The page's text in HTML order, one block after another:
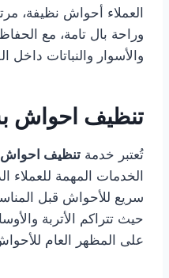
العملاء أحواش نظيفة،
وراحة بال تامة، مع
والأسوار والنباتات داخل
تنظيف احواش
تُعتبر خدمة تنظيف
الخدمات المهمة للعملاء
سريع للأحواش قبل
حيث تتراكم الأتربة
على المظهر العام